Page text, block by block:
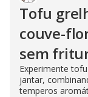
Tofu
couve-
sem
Experimente
jantar,
temperos